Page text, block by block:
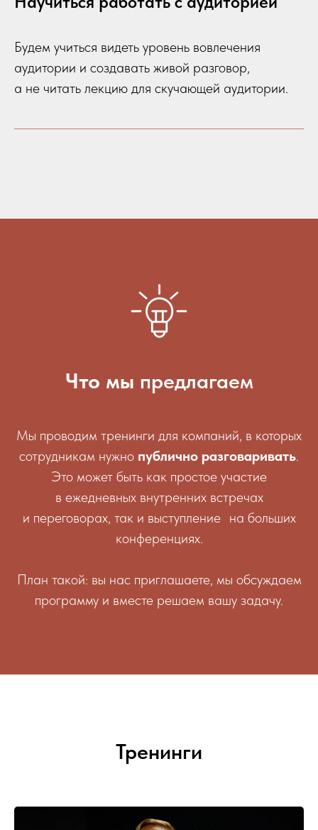
Будем учиться видеть уровень вовлечения
аудитории и создавать живой разговор,
а не читать лекцию для скучающей аудитории.
Что мы предлагаем
Мы проводим тренинги для компаний, в которых
сотрудникам нужно публично разговаривать.
Это может быть как простое участие
в ежедневных внутренних встречах
и переговорах, так и выступление на больших
конференциях.
План такой: вы нас приглашаете, мы обсуждаем
программу и вместе решаем вашу задачу.
Тренинги